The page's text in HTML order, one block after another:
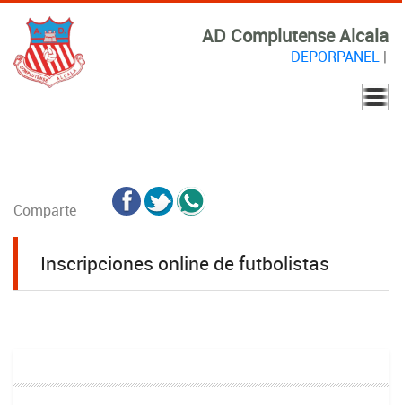
AD Complutense Alcala
DEPORPANEL|
Comparte
Inscripciones online de futbolistas